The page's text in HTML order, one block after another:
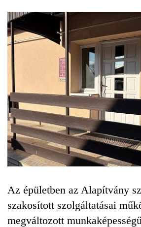
Az épületben az Alapítvány
szakosított szolgáltatásai
megváltozott